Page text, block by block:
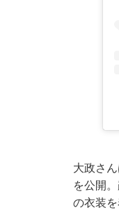
大政さ
を公開
の衣装